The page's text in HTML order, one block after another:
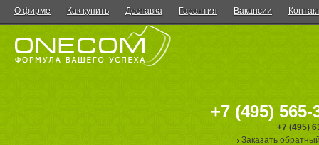
О фирме Как купить Доставка Гарантия Вакансии
+7 (495) 565-
+7 (495)
Заказать